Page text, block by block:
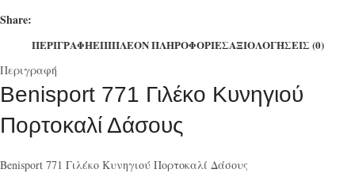
Share:
ΠΕΡΙΓΡΑΦΉΕΠΙΠΛΈΟΝ ΠΛΗΡΟΦΟΡΊΕΣΑΞΙΟΛΟΓΉΣΕΙΣ (0)
Περιγραφή
Benisport 771 Γιλέκο Κυνηγιού
Πορτοκαλί Δάσους
Benisport 771 Γιλέκο Κυνηγιού Πορτοκαλί Δάσους